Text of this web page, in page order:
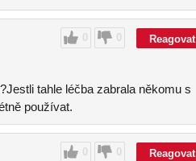
0 0 Reagovat
tahle léčba zabrala někomu s
používat.
0 0 Reagovat